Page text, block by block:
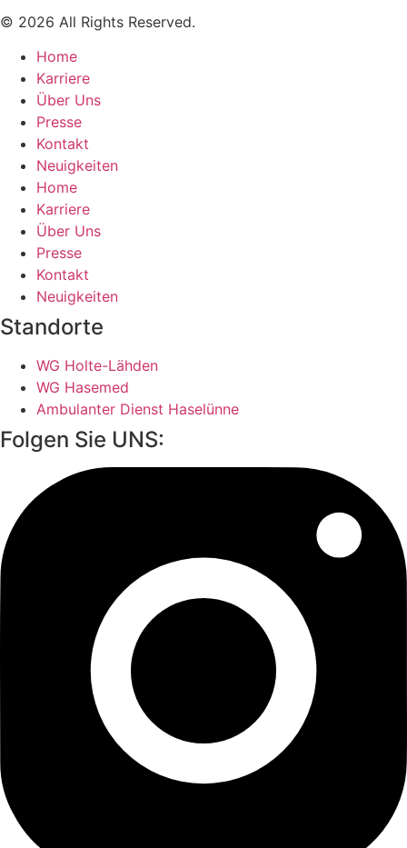
© 2026 All Rights Reserved.
Home
Karriere
Über Uns
Presse
Kontakt
Neuigkeiten
Home
Karriere
Über Uns
Presse
Kontakt
Neuigkeiten
Standorte
WG Holte-Lähden
WG Hasemed
Ambulanter Dienst Haselünne
Folgen Sie UNS: